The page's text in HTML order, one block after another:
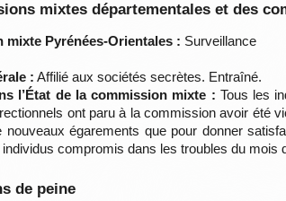
mixtes départementales et des
mixte Pyrénées-Orientales : Surveillance
: Affilié aux sociétés secrètes. Entraîné.
l’État de la commission mixte : Tous les
ont paru à la commission avoir été
égarements que pour donner
compromis dans les troubles du
de peine